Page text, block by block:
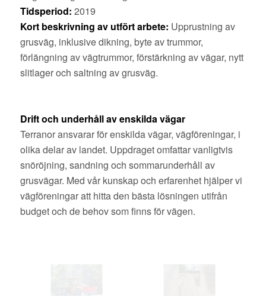
Tidsperiod: 2019
Kort beskrivning av utfört arbete: Upprustning av
grusväg, inklusive dikning, byte av trummor,
förlängning av vägtrummor, förstärkning av vägar, nytt
slitlager och saltning av grusväg.
Drift och underhåll av enskilda vägar
Terranor ansvarar för enskilda vägar, vägföreningar, i
olika delar av landet. Uppdraget omfattar vanligtvis
snöröjning, sandning och sommarunderhåll av
grusvägar. Med vår kunskap och erfarenhet hjälper vi
vägföreningar att hitta den bästa lösningen utifrån
budget och de behov som finns för vägen.